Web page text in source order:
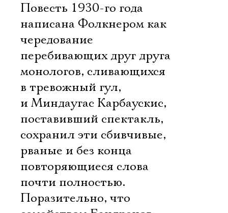
Повесть 1930-го года
написана Фолкнером как
чередование
перебивающих друг друга
монологов, сливающихся
в тревожный гул,
и Миндаугас Карбаускис,
поставивший спектакль,
сохранил эти сбивчивые,
рваные и без конца
повторяющиеся слова
почти полностью.
Поразительно, что